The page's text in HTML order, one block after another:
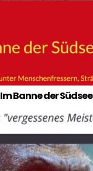
Im Banne der Südsee